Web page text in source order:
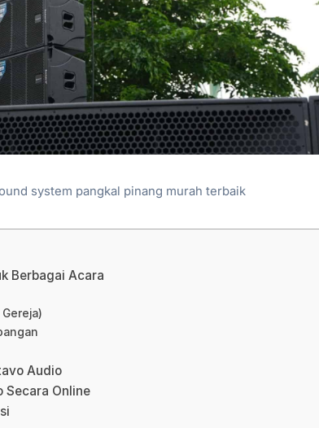
system pangkal pinang murah terbaik
Berbagai Acara
Audio
Secara Online